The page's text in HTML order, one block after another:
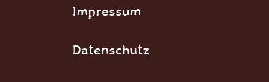
Impressum
Datenschutz